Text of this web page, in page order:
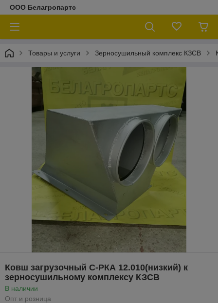
ООО Белагропартс
Товары и услуги Зерносушильный комплекс КЗСВ
Ковш загрузочный С-РКА 12.010(низкий) к
зерносушильному комплексу КЗСВ
В наличии
Опт и розница